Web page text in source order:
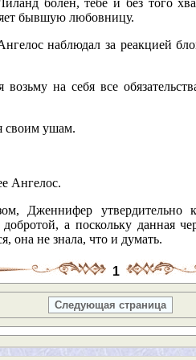
бывшую любовницу.
наблюдал за реакцией
на себя все
своим yшам.
Ангелос.
Дженнифер утвердительно
а поскольку данная
она не знала, что и думать.
1
Следующая страница